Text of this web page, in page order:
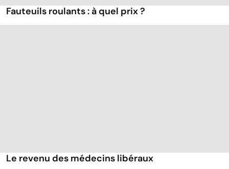
Fauteuils roulants : à quel prix ?
Le revenu des médecins libéraux